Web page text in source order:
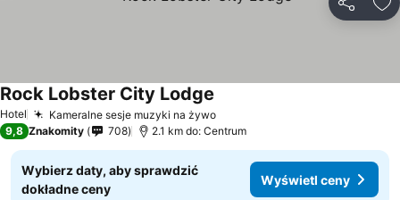
Hotel Kameralne sesje muzyki na żywo
Rock Lobster City Lodge
9,8 Znakomity 708 2.1 km do: Centrum
Wybierz daty, aby sprawdzić
dokładne ceny
Wyświetl ceny